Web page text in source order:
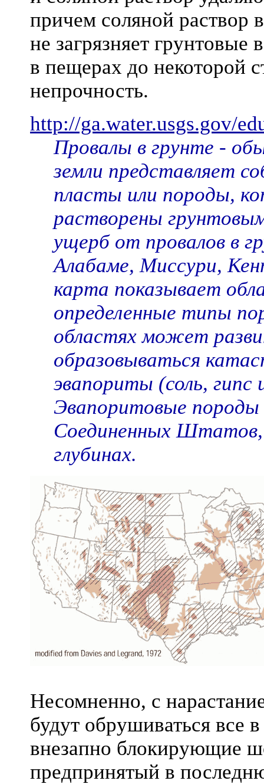
причем соляной раствор
не загрязняет грунтовые
в пещерах до некоторой
непрочность.
http://ga.water.usgs.gov/
Провалы в грунте -
земли представляет
пласты или породы,
растворены
ущерб от провалов в
Алабаме, Миссури,
карта показывает
определенные типы
областях может
образовываться
эвапориты (соль,
Эвапоритовые породы
Соединенных Штатов,
глубинах.
Несомненно, с
будут обрушиваться все
внезапно блокирующие
предпринятый в